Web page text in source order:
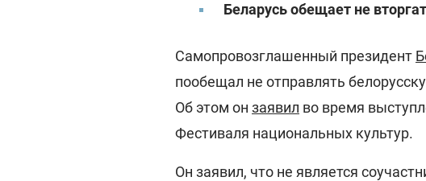
Беларусь обещает не
Самопровозглашенный президент
пообещал не отправлять
Об этом он заявил во время
Фестиваля национальных культур.
Он заявил, что не является